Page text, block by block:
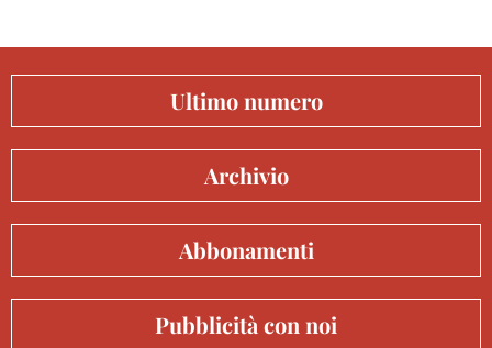
Ultimo numero
Archivio
Abbonamenti
Pubblicità con noi